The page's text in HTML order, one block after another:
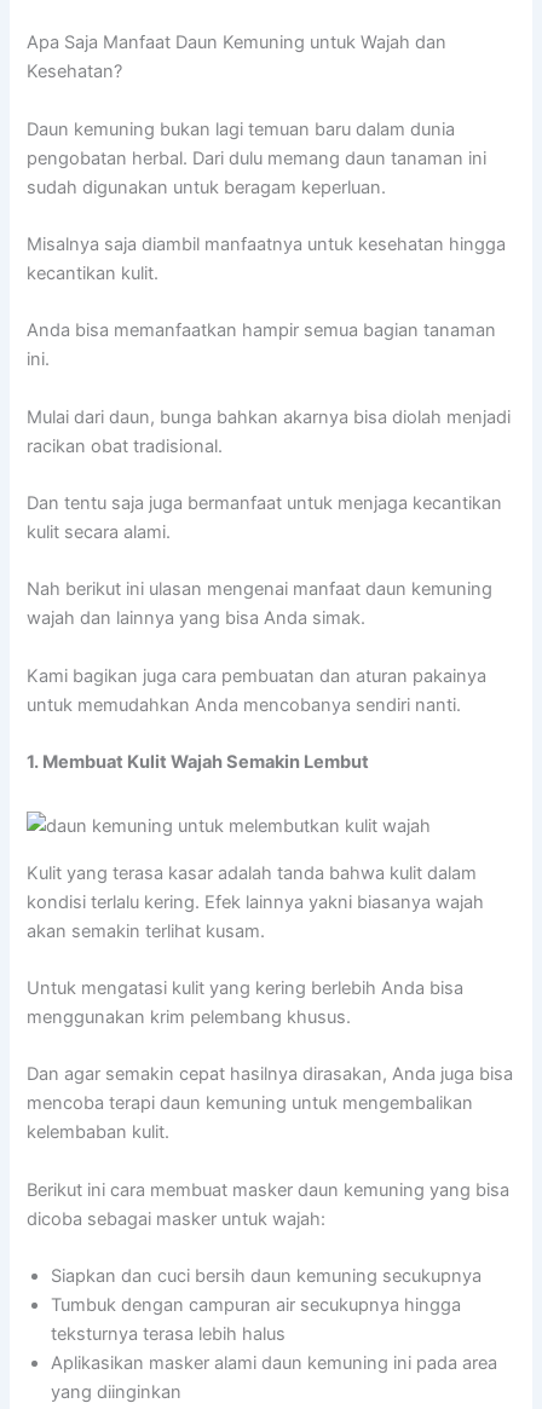
Apa Saja Manfaat Daun Kemuning untuk Wajah dan
Kesehatan?
Daun kemuning bukan lagi temuan baru dalam dunia
pengobatan herbal. Dari dulu memang daun tanaman ini
sudah digunakan untuk beragam keperluan.
Misalnya saja diambil manfaatnya untuk kesehatan hingga
kecantikan kulit.
Anda bisa memanfaatkan hampir semua bagian tanaman
ini.
Mulai dari daun, bunga bahkan akarnya bisa diolah menjadi
racikan obat tradisional.
Dan tentu saja juga bermanfaat untuk menjaga kecantikan
kulit secara alami.
Nah berikut ini ulasan mengenai manfaat daun kemuning
wajah dan lainnya yang bisa Anda simak.
Kami bagikan juga cara pembuatan dan aturan pakainya
untuk memudahkan Anda mencobanya sendiri nanti.
1. Membuat Kulit Wajah Semakin Lembut
Kulit yang terasa kasar adalah tanda bahwa kulit dalam
kondisi terlalu kering. Efek lainnya yakni biasanya wajah
akan semakin terlihat kusam.
Untuk mengatasi kulit yang kering berlebih Anda bisa
menggunakan krim pelembang khusus.
Dan agar semakin cepat hasilnya dirasakan, Anda juga bisa
mencoba terapi daun kemuning untuk mengembalikan
kelembaban kulit.
Berikut ini cara membuat masker daun kemuning yang bisa
dicoba sebagai masker untuk wajah:
Siapkan dan cuci bersih daun kemuning secukupnya
Tumbuk dengan campuran air secukupnya hingga
teksturnya terasa lebih halus
Aplikasikan masker alami daun kemuning ini pada area
yang diinginkan